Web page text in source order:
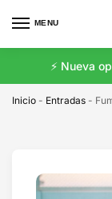
MENU
⚡️ Nueva
Inicio - Entradas -